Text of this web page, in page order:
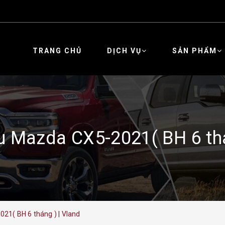
TRANG CHỦ DỊCH VỤ SẢN PHẨM
Mazda CX5-2021( BH 6
BH 6 tháng ) | Vland